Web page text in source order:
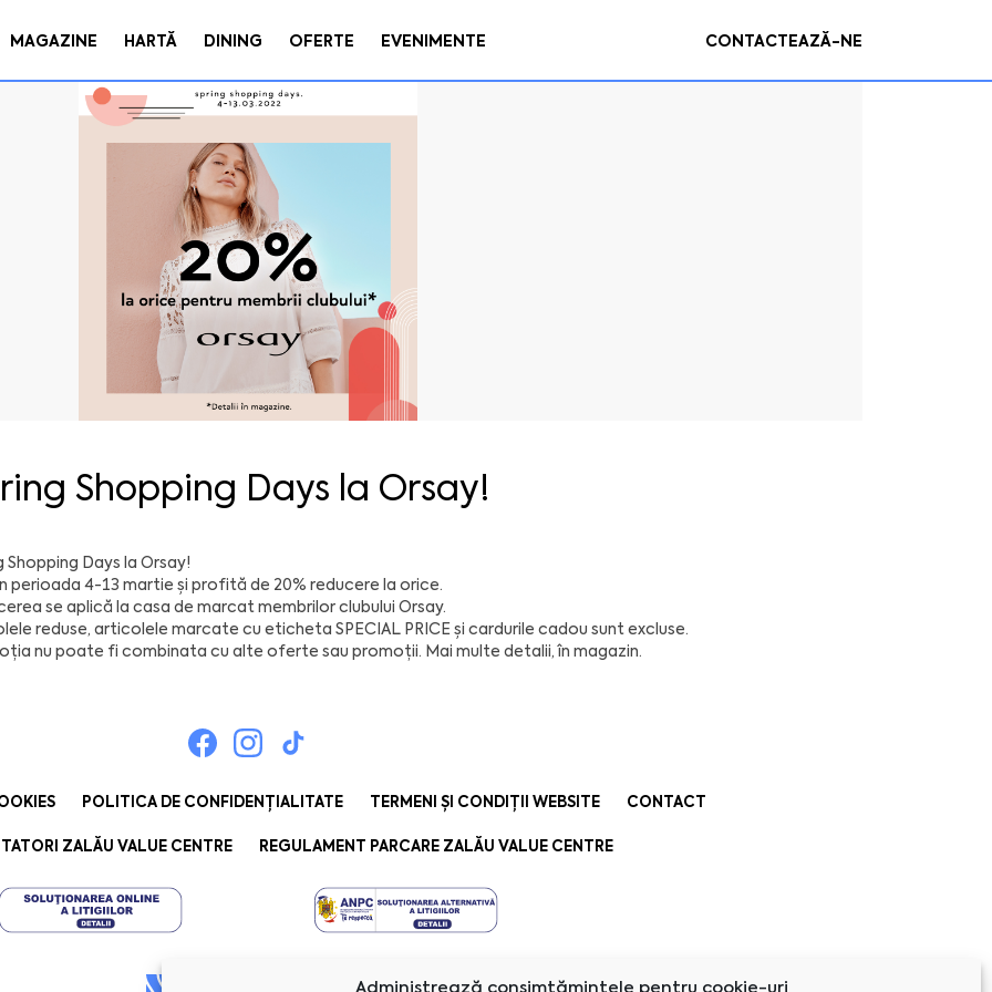
Administrează consimțămintele pentru cookie-uri
MAGAZINE HARTĂ DINING OFERTE EVENIMENTE CONTACTEAZĂ-NE
Shopping Days la Orsay!
Shopping Days la Orsay!
perioada 4-13 martie și profită de 20% reducere la orice.
se aplică la casa de marcat membrilor clubului Orsay.
reduse, articolele marcate cu eticheta SPECIAL PRICE și cardurile cadou sunt excluse.
nu poate fi combinata cu alte oferte sau promoții. Mai multe detalii, în magazin.
POLITICA DE CONFIDENȚIALITATE TERMENI ȘI CONDIȚII WEBSITE CONTACT
ZALĂU VALUE CENTRE REGULAMENT PARCARE ZALĂU VALUE CENTRE